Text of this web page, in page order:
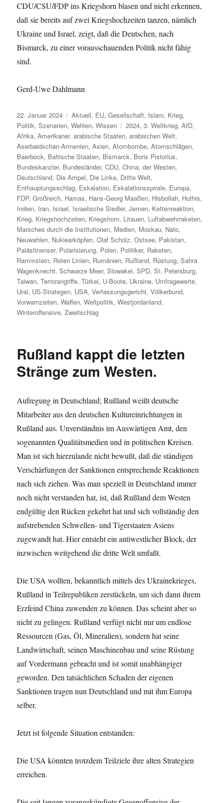
CDU/CSU/FDP ins Kriegshorn blasen und nicht erkennen,
daß sie bereits auf zwei Kriegshochzeiten tanzen, nämlich
Ukraine und Israel, zeigt, daß die Deutschen, nach
Bismarck, zu einer vorausschauenden Politik nicht fähig
sind.
Gerd-Uwe Dahlmann
Veröffentlicht
am
22. Januar 2024 Kategorien
Aktuell, EU,Gesellschaft, Islam, Krieg,
Politik,Szenarien,Wahlen,Wissen Schlagwörter
2024,3. Weltkrieg,AfD,
Afrika,Amerikaner,arabische Staaten,arabischen Welt,
Aserbaidschan-Armenien,Asien,Atombombe,Atomschlägen,
Baerbock, Baltische Staaten, Bismarck, Boris Pistorius,
Bundeskanzler, Bundesländer,CDU,China,der Westen,
Deutschland, Die Ampel, Die Linke, Dritte Welt,
Enthauptungsschlag, Eskalation, Eskalationsspirale, Europa,
FDP,Großreich, Hamas, Hans-Georg Maaßen, Hisbollah, Huthis,
Indien, Iran, Israel, Israelische Siedler,Jemen, Kettenreaktion,
Krieg, Kriegshochzeiten, Kriegshorn, Litauen, Luftabwehrraketen,
Marsches durch die Institutionen, Medien, Moskau, Nato,
Neuwahlen, Nuklearköpfen,Olaf Scholz,Ostsee, Pakistan,
Palästinenser, Polarisierung, Polen, Politiker, Raketen,
Rammstein, Roten Linien, Rumänien, Rußland, Rüstung,Sahra
Wagenknecht,Schwarze Meer,Slowakei,SPD,St. Petersburg,
Taiwan,Terrorangriffe,Türkei, U-Boote, Ukraine, Umfragewerte,
Ural, US-Strategen, USA,Verfassungsgericht,Völkerbund,
Vorwarnzeiten,Waffen,Weltpolitik,Westjordanland,
Winteroffensive,Zweitschlag
Rußland kappt die letzten
Stränge zum Westen.
Aufregung in Deutschland; Rußland weißt deutsche
Mitarbeiter aus den deutschen Kultureinrichtungen in
Rußland aus. Unverständnis im Auswärtigen Amt, den
sogenannten Qualitätsmedien und in politischen Kreisen.
Man ist sich hierzulande nicht bewußt, daß die ständigen
Verschärfungen der Sanktionen entsprechende Reaktionen
nach sich ziehen. Was man speziell in Deutschland immer
noch nicht verstanden hat, ist, daß Rußland dem Westen
endgültig den Rücken gekehrt hat und sich vollständig den
aufstrebenden Schwellen- und Tigerstaaten Asiens
zugewandt hat. Hier entsteht ein antiwestlicher Block, der
inzwischen weitgehend die dritte Welt umfaßt.
Die USA wollten, bekanntlich mittels des Ukrainekrieges,
Rußland in Teilrepubliken zerstückeln, um sich dann ihrem
Erzfeind China zuwenden zu können. Das scheint aber so
nicht zu gelingen. Rußland verfügt nicht nur um endlose
Ressourcen (Gas, Öl, Mineralien), sondern hat seine
Landwirtschaft, seinen Maschinenbau und seine Rüstung
auf Vordermann gebracht und ist somit unabhängiger
geworden. Den tatsächlichen Schaden der eigenen
Sanktionen tragen nun Deutschland und mit ihm Europa
selber.
Jetzt ist folgende Situation entstanden:
Die USA könnten trotzdem Teilziele ihre alten Strategien
erreichen.